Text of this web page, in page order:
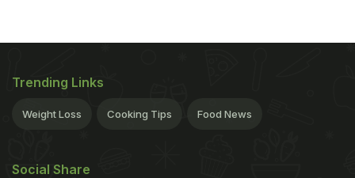
Trending Links
Weight Loss Cooking Tips Food News
Social Share